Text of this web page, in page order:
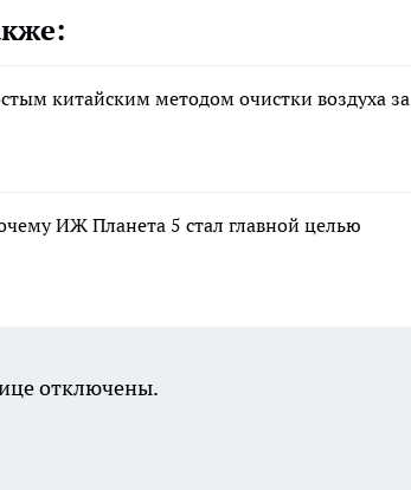
китайским методом очистки воздуха за
ИЖ Планета 5 стал главной целью
отключены.